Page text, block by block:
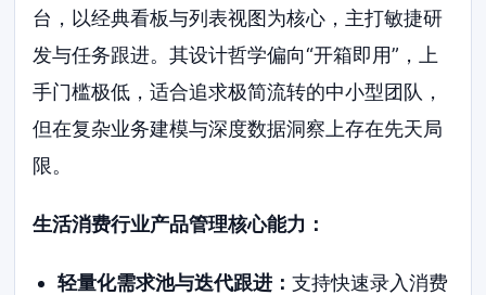
台，以经典看板与列表视图为核心，主打敏捷研
发与任务跟进。其设计哲学偏向“开箱即用”，上
手门槛极低，适合追求极简流转的中小型团队，
但在复杂业务建模与深度数据洞察上存在先天局
限。
生活消费行业产品管理核心能力：
轻量化需求池与迭代跟进： 支持快速录入消费